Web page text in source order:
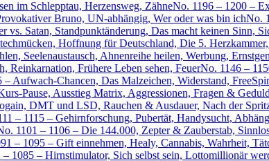
im Schlepptau, Herzensweg, ZähneNo. 1196 – 1200 –
Bruno, UN-abhängig, Wer oder was bin ichNo.
vs. Satan, Standpunktänderung, Das macht keinen Sinn,
Hoffnung für Deutschland, Die 5.
Seelenaustausch, Ahnenreihe heilen, Werbung,
Reinkarnation, Frühere Leben sehen, FeuerNo. 1146 –
– Aufwach-Chancen, Das Malzeichen, Widerstand,
Pause, Ausstieg Matrix, Aggressionen, Fragen &
DMT und LSD, Rauchen & Ausdauer, Nach der
– 1115 – Gehirnforschung, Pubertät, Handysucht,
1101 – 1106 – Die 144.000, Zepter & Zauberstab,
– 1095 – Gift einnehmen, Healy, Cannabis, Wahrheit,
1085 – Hirnstimulator, Sich selbst sein, Lottomillionär